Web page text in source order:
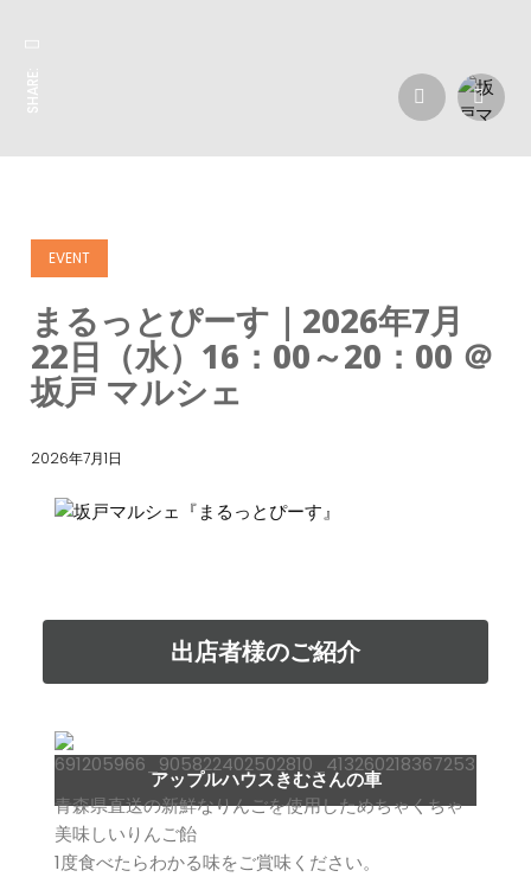
SHARE:
EVENT
まるっとぴーす｜2026年7月
22日（水）16：00～20：00 ＠
坂戸 マルシェ
2026年7月1日
出店者様のご紹介
アップルハウスきむさんの車
青森県直送の新鮮なりんごを使用しためちゃくちゃ
美味しいりんご飴
1度食べたらわかる味をご賞味ください。